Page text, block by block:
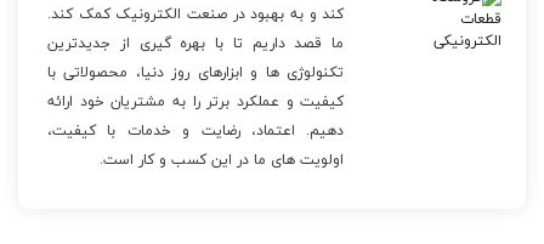
کند و به بهبود در صنعت الکترونیک کمک کند.
ما قصد داریم تا با بهره گیری از جدیدترین
تکنولوژی ها و ابزارهای روز دنیا، محصولاتی با
کیفیت و عملکرد برتر را به مشتریان خود ارائه
دهیم. اعتماد، رضایت و خدمات با کیفیت،
اولویت های ما در این کسب و کار است.